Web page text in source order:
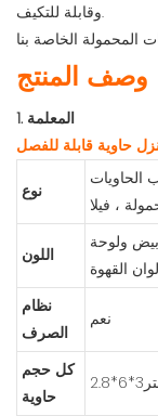
وقابلة للتكيف.
وصف المنتج
1. المعلمة
حاوية قابلة للفصل
نوع
الحاويات
، فيلا
اللون
ولوحة
القهوة
نظام
الصرف
نعم
كل حجم
حاوية